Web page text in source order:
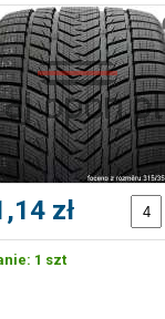
zł
1 szt